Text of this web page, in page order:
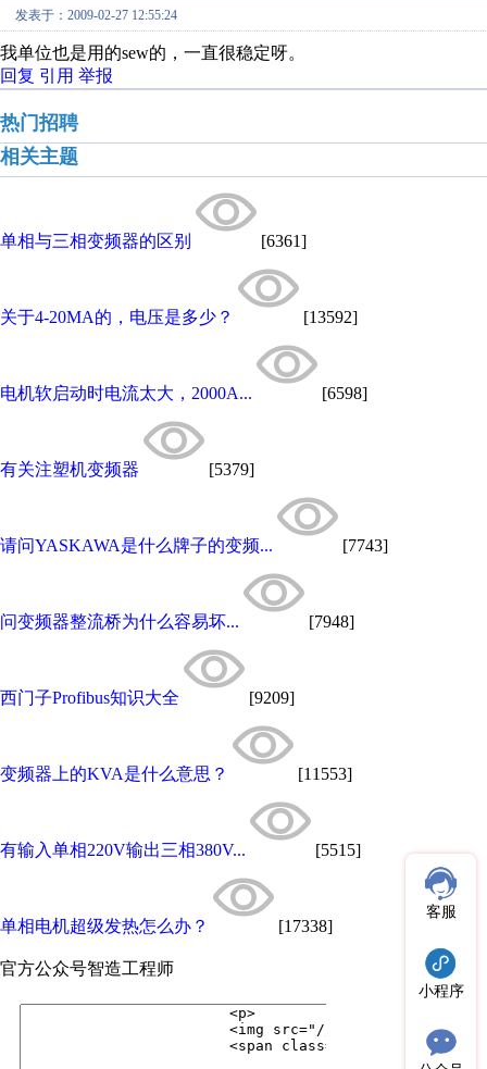
发表于：2009-02-27 12:55:24
我单位也是用的sew的，一直很稳定呀。
回复 引用 举报
热门招聘
相关主题
单相与三相变频器的区别 [6361]
关于4-20MA的，电压是多少？ [13592]
电机软启动时电流太大，2000A... [6598]
有关注塑机变频器 [5379]
请问YASKAWA是什么牌子的变频... [7743]
问变频器整流桥为什么容易坏... [7948]
西门子Profibus知识大全 [9209]
变频器上的KVA是什么意思？ [11553]
有输入单相220V输出三相380V... [5515]
单相电机超级发热怎么办？ [17338]
官方公众号智造工程师
客服
小程序